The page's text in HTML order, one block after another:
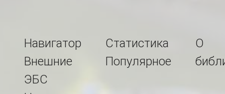
Навигатор
Внешние
ЭБС
Статистика
Популярное
О